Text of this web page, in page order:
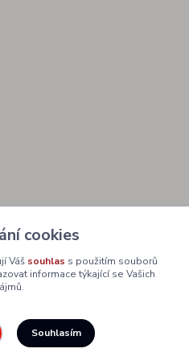
cookies.
cookies
Váš souhlas s použitím souborů
informace týkající se Vašich
Souhlasím